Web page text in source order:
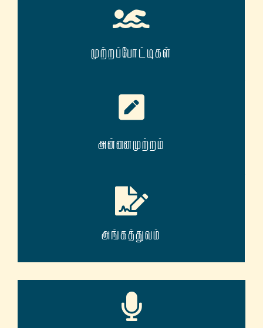
அங்கத்துவம்
அன்னைமுற்றம்
முற்றப்போட்டிகள்